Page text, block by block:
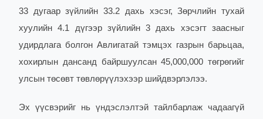
33 дугаар зүйлийн 33.2 дахь хэсэг, Зөрчлийн тухай
хуулийн 4.1 дүгээр зүйлийн 3 дахь хэсэгт заасныг
удирдлага болгон Авлигатай тэмцэх газрын барьцаа,
хохирлын дансанд байршуулсан 45,000,000 төгрөгийг
улсын төсөвт төвлөрүүлэхээр шийдвэрлэлээ.
Эх үүсвэрийг нь үндэслэлтэй тайлбарлаж чадаагүй